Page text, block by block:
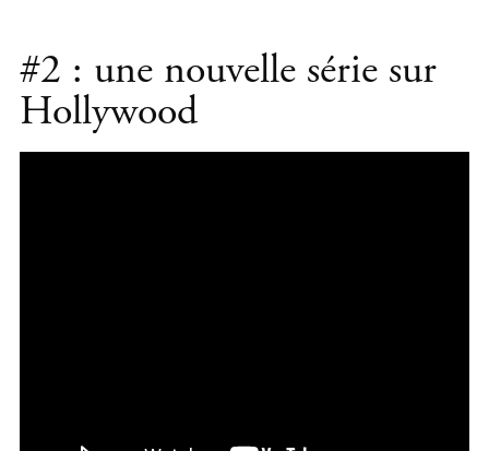
#2 : une nouvelle série sur
Hollywood